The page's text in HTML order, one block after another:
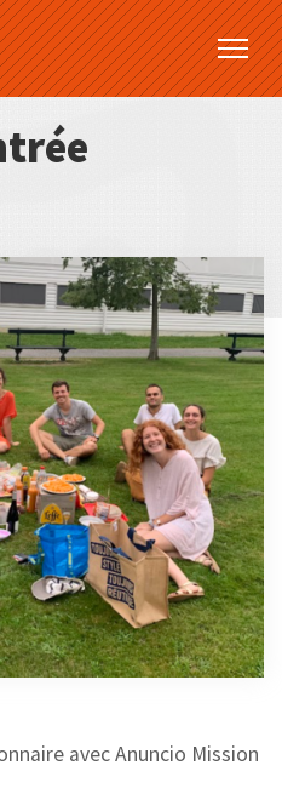
2024
avec Anuncio Mission